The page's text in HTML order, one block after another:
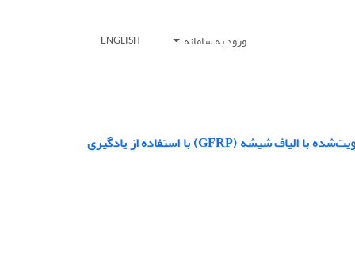
ورود به سامانه ENGLISH
پیش‌بینی مقاومت چسبندگی در بتن پرمقاومت مسلح‌شده با میلگرد‌های پلیمری تقویت‌شده با الیاف شیشه (GFRP) با استفاده از یادگیری